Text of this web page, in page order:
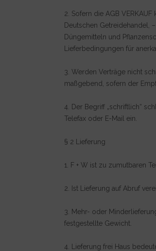
2. Sofern die AGB
Deutschen Getreidehandel,
Düngemitteln und
Lieferbedingungen für
3. Werden Verträge nicht
maßgebend, sofern der
4. Der Begriff „schriftlich“
Telefax oder E-Mail ein.
§ 2 Lieferung
1. F + W ist zu zumutbaren
2. Ist Lieferung auf Abruf
3. Mehr- oder
festgestellte Gewicht.
4. Lieferung frei Haus